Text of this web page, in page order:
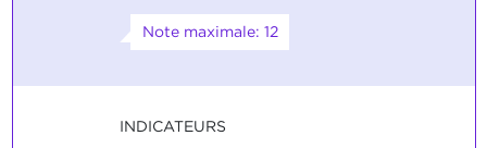
Note maximale: 12
INDICATEURS